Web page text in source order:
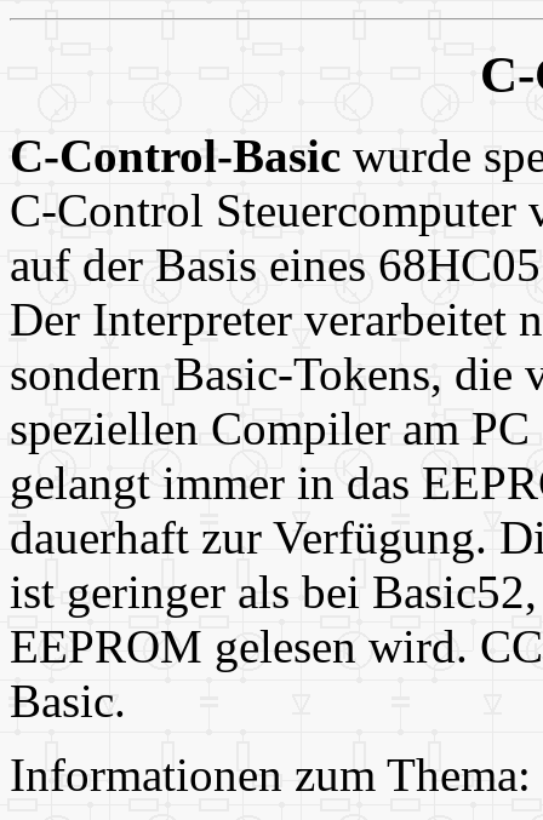
C-Control-Basic wurde
C-Control Steuercomputer
auf der Basis eines
Der Interpreter verarbeitet
sondern Basic-Tokens, die
speziellen Compiler am
gelangt immer in das
dauerhaft zur Verfügung.
ist geringer als bei
EEPROM gelesen wird.
Basic.
Informationen zum Thema: